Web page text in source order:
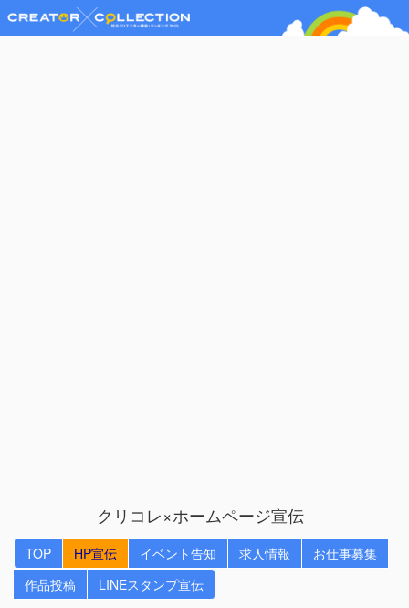
クリコレ×ホームページ宣伝
TOP HP宣伝 イベント告知 求人情報
お仕事募集
作品投稿
LINEスタンプ宣伝